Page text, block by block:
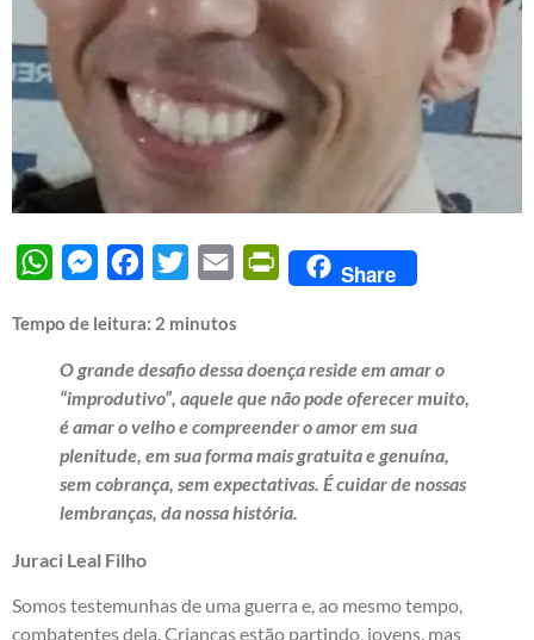
WhatsAppMessengerFacebook
Twitter Email PrintFriendly
Share
Tempo de leitura: 2 minutos
O grande desafio dessa doença reside em amar o
“improdutivo”, aquele que não pode oferecer muito,
é amar o velho e compreender o amor em sua
plenitude, em sua forma mais gratuita e genuína,
sem cobrança, sem expectativas. É cuidar de nossas
lembranças, da nossa história.
Juraci Leal Filho
Somos testemunhas de uma guerra e, ao mesmo tempo,
combatentes dela. Crianças estão partindo, jovens, mas